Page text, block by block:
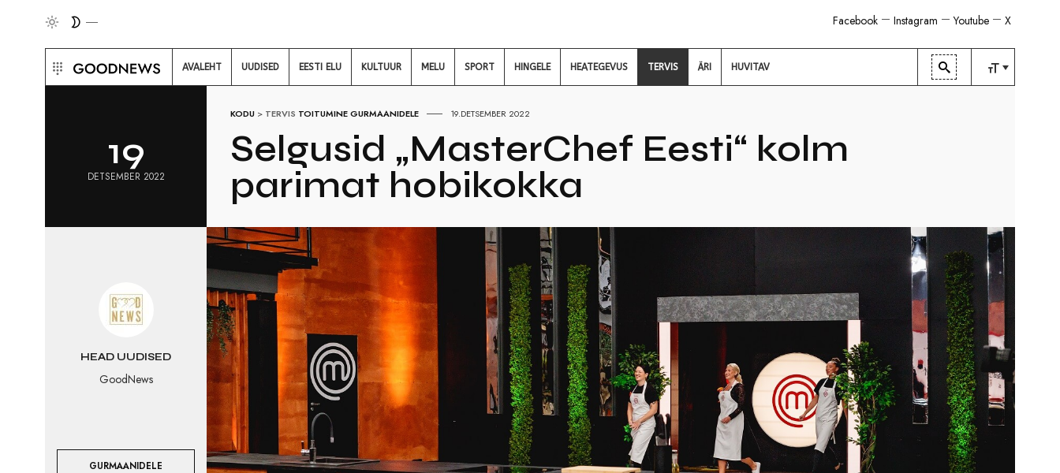
X
Youtube
Instagram
Facebook
AVALEHT UUDISED EESTI ELU KULTUUR MELU SPORT HINGELE HEATEGEVUS TERVIS ÄRI HUVITAV
19
DETSEMBER 2022
KODU > TERVIS TOITUMINEGURMAANIDELE 19.DETSEMBER 2022
Selgusid „MasterChef Eesti“ kolm
parimat hobikokka
HEAD UUDISED
GoodNews
GURMAANIDELE